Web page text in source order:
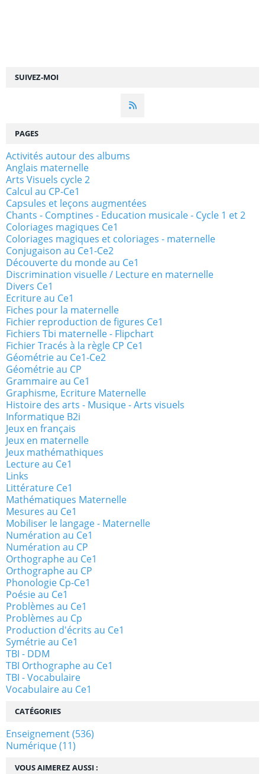
SUIVEZ-MOI
VOUS AIMEREZ AUSSI :
PAGES
Activités autour des albums
Anglais maternelle
Arts Visuels cycle 2
Calcul au CP-Ce1
Capsules et leçons augmentées
Chants - Comptines - Education musicale - Cycle 1 et 2
Coloriages magiques Ce1
Coloriages magiques et coloriages - maternelle
Conjugaison au Ce1-Ce2
Découverte du monde au Ce1
Discrimination visuelle / Lecture en maternelle
Divers Ce1
Ecriture au Ce1
Fiches pour la maternelle
Fichier reproduction de figures Ce1
Fichiers Tbi maternelle - Flipchart
Fichier Tracés à la règle CP Ce1
Géométrie au Ce1-Ce2
Géométrie au CP
Grammaire au Ce1
Graphisme, Ecriture Maternelle
Histoire des arts - Musique - Arts visuels
Informatique B2i
Jeux en français
Jeux en maternelle
Jeux mathémathiques
Lecture au Ce1
Links
Littérature Ce1
Mathématiques Maternelle
Mesures au Ce1
Mobiliser le langage - Maternelle
Numération au Ce1
Numération au CP
Orthographe au Ce1
Orthographe au CP
Phonologie Cp-Ce1
Poésie au Ce1
Problèmes au Ce1
Problèmes au Cp
Production d'écrits au Ce1
Symétrie au Ce1
TBI - DDM
TBI Orthographe au Ce1
TBI - Vocabulaire
Vocabulaire au Ce1
CATÉGORIES
Enseignement(536)
Numérique(11)